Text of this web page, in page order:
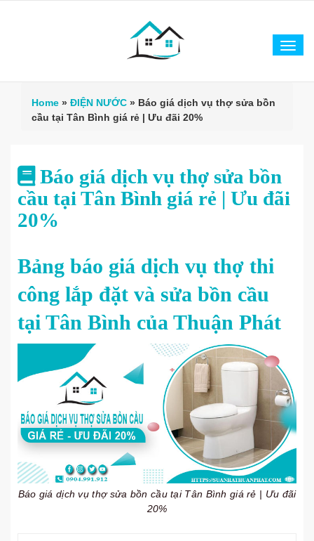
Home » ĐIỆN NƯỚC » Báo giá dịch vụ thợ sửa bồn
cầu tại Tân Bình giá rẻ | Ưu đãi 20%
Báo giá dịch vụ thợ sửa bồn
cầu tại Tân Bình giá rẻ | Ưu đãi
20%
Bảng báo giá dịch vụ thợ thi
công lắp đặt và sửa bồn cầu
tại Tân Bình của Thuận Phát
Báo giá dịch vụ thợ sửa bồn cầu tại Tân Bình giá rẻ | Ưu đãi
20%